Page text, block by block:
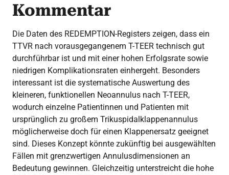
Kommentar
Die Daten des REDEMPTION-Registers zeigen, dass ein
TTVR nach vorausgegangenem T-TEER technisch gut
durchführbar ist und mit einer hohen Erfolgsrate sowie
niedrigen Komplikationsraten einhergeht. Besonders
interessant ist die systematische Auswertung des
kleineren, funktionellen Neoannulus nach T-TEER,
wodurch einzelne Patientinnen und Patienten mit
ursprünglich zu großem Trikuspidalklappenannulus
möglicherweise doch für einen Klappenersatz geeignet
sind. Dieses Konzept könnte zukünftig bei ausgewählten
Fällen mit grenzwertigen Annulusdimensionen an
Bedeutung gewinnen. Gleichzeitig unterstreicht die hohe